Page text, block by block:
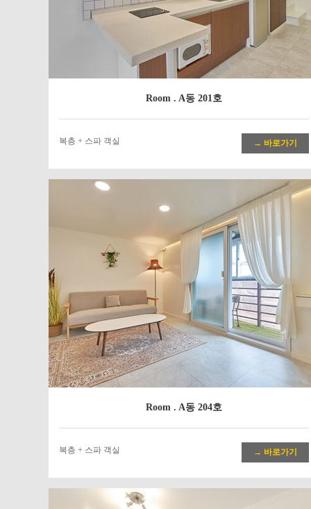
Room . A동 201호
복층 + 스파 객실 → 바로가기
Room . A동 204호
복층 + 스파 객실 → 바로가기